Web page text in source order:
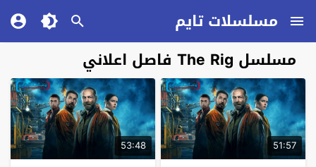
مسلسلات تايم
مسلسل The Rig فاصل اعلاني
51:57
53:48